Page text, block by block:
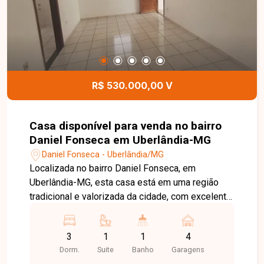
Uma excelente oportunidade para quem busca
conforto, economia e tecnologia em uma casa
moderna, localizada em uma das regiões que
mais crescem em Uberlândia. Entre em contato e
agende sua visita!
R$ 530.000,00 V
Casa disponível para venda no bairro
Daniel Fonseca em Uberlândia-MG
Daniel Fonseca - Uberlândia/MG
Localizada no bairro Daniel Fonseca, em
Uberlândia-MG, esta casa está em uma região
tradicional e valorizada da cidade, com excelente
principais vias, além de estar próxima a
supermercados, escolas, farmácias, comércios e
diversos serviços, oferecendo praticidade e
3
Dorm.
1
Suite
1
Banho
4
Garagens